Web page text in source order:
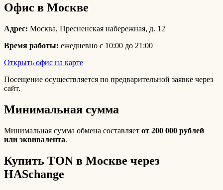
Офис в Москве
Адрес: Москва, Пресненская набережная, д. 12
Время работы: ежедневно с 10:00 до 21:00
Открыть офис на карте
Посещение осуществляется по предварительной заявке через
сайт.
Минимальная сумма
Минимальная сумма обмена составляет от 200 000 рублей
или эквивалента.
Купить TON в Москве через
HASchange